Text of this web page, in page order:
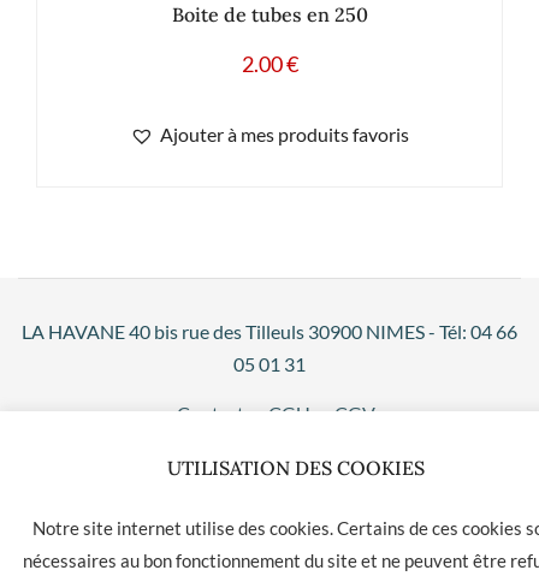
Boite de tubes en 250
2.00€
Ajouter à mes produits favoris
LA HAVANE 40 bis rue des Tilleuls 30900 NIMES - Tél: 04 66
05 01 31
Contact CGU CGV
UTILISATION DES COOKIES
Notre site internet utilise des cookies. Certains de ces cookies
nécessaires au bon fonctionnement du site et ne peuvent être